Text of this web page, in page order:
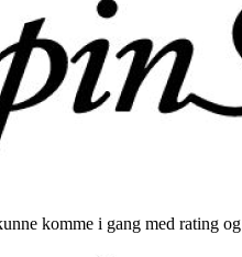
komme i gang med rating og